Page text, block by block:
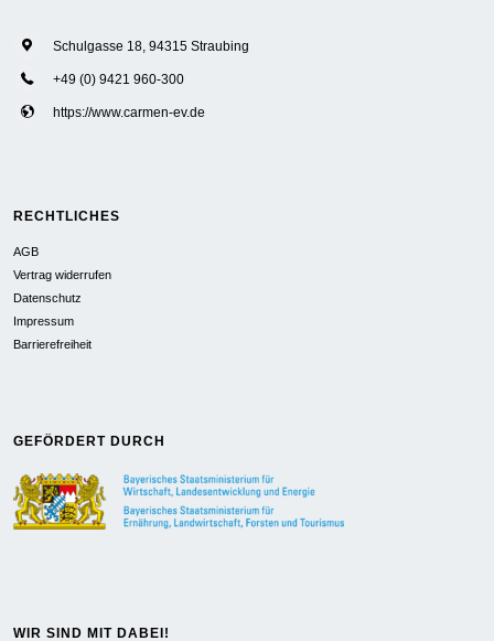
Schulgasse 18, 94315 Straubing
+49 (0) 9421 960-300
https://www.carmen-ev.de
RECHTLICHES
AGB
Vertrag widerrufen
Datenschutz
Impressum
Barrierefreiheit
GEFÖRDERT DURCH
WIR SIND MIT DABEI!